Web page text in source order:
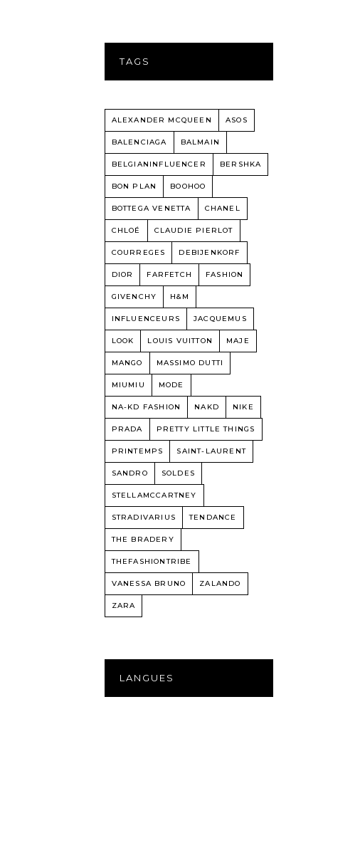
TAGS
ALEXANDER MCQUEEN ASOS
BALENCIAGA BALMAIN
BELGIANINFLUENCER BERSHKA
BON PLAN BOOHOO
BOTTEGA VENETTA CHANEL
CHLOÉ CLAUDIE PIERLOT
COURREGES DEBIJENKORF
DIOR FARFETCH FASHION
GIVENCHY H&M
INFLUENCEURS JACQUEMUS
LOOK LOUIS VUITTON MAJE
MANGO MASSIMO DUTTI
MIUMIU MODE
NA-KD FASHION NAKD NIKE
PRADA PRETTY LITTLE THINGS
PRINTEMPS SAINT-LAURENT
SANDRO SOLDES
STELLAMCCARTNEY
STRADIVARIUS TENDANCE
THE BRADERY
THEFASHIONTRIBE
VANESSA BRUNO ZALANDO
ZARA
LANGUES